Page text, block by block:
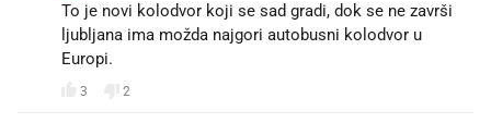
To je novi kolodvor koji se sad gradi, dok se ne završi
ljubljana ima možda najgori autobusni kolodvor u
Europi.
3 2